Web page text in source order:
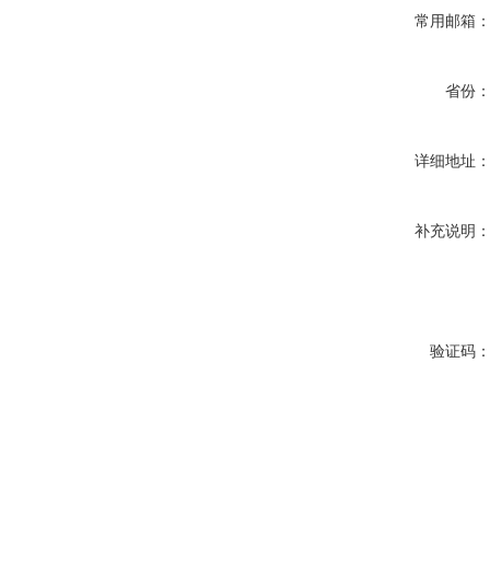
常用邮箱：
省份：
详细地址：
补充说明：
验证码：